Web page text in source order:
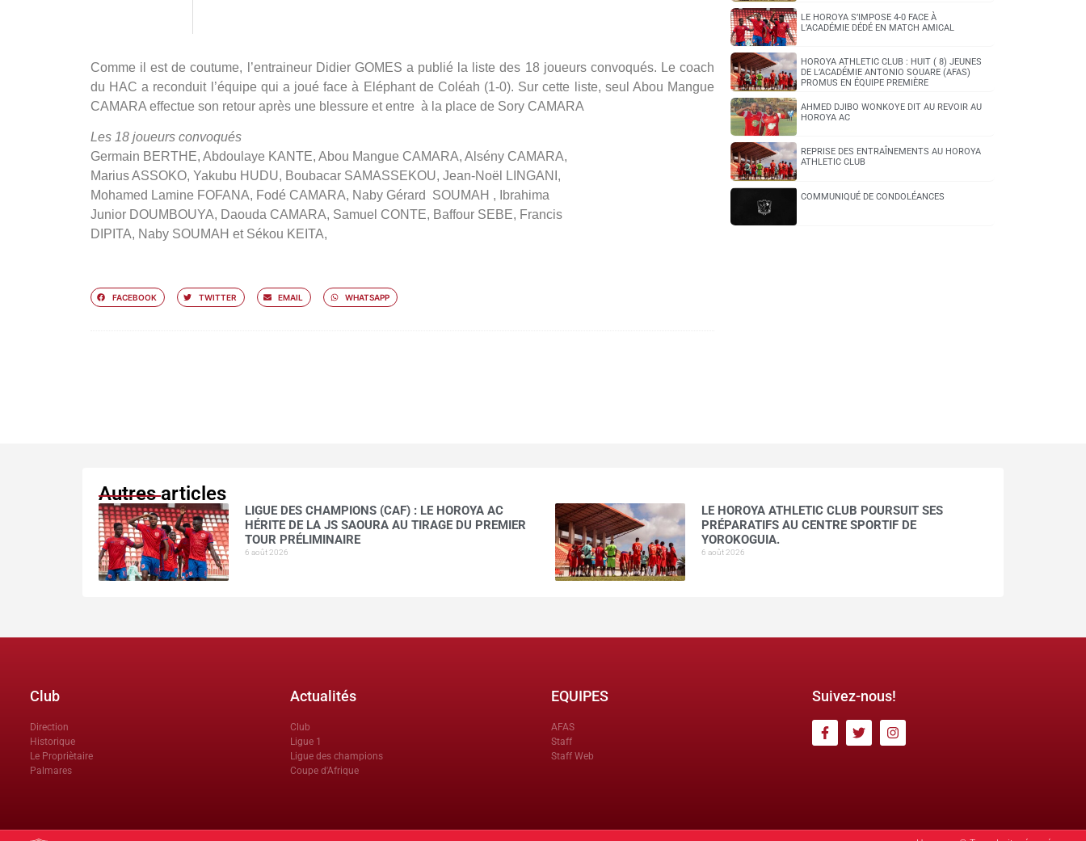
Comme il est de coutume, l’entraineur Didier GOMES a publié la liste des 18 joueurs convoqués. Le coach
du HAC a reconduit l’équipe qui a joué face à Eléphant de Coléah (1-0). Sur cette liste, seul Abou Mangue
CAMARA effectue son retour après une blessure et entre à la place de Sory CAMARA
Les 18 joueurs convoqués
Germain BERTHE, Abdoulaye KANTE, Abou Mangue CAMARA, Alsény CAMARA,
Marius ASSOKO, Yakubu HUDU, Boubacar SAMASSEKOU, Jean-Noël LINGANI,
Mohamed Lamine FOFANA, Fodé CAMARA, Naby Gérard SOUMAH , Ibrahima
Junior DOUMBOUYA, Daouda CAMARA, Samuel CONTE, Baffour SEBE, Francis
DIPITA, Naby SOUMAH et Sékou KEITA,
FACEBOOK TWITTER EMAIL WHATSAPP
LE HOROYA S’IMPOSE 4-0 FACE À
L’ACADÉMIE DÉDÉ EN MATCH AMICAL
HOROYA ATHLETIC CLUB : HUIT ( 8) JEUNES
DE L’ACADÉMIE ANTONIO SOUARE (AFAS)
PROMUS EN ÉQUIPE PREMIÈRE
AHMED DJIBO WONKOYE DIT AU REVOIR AU
HOROYA AC
REPRISE DES ENTRAÎNEMENTS AU HOROYA
ATHLETIC CLUB
COMMUNIQUÉ DE CONDOLÉANCES
Autres articles
LIGUE DES CHAMPIONS (CAF) : LE HOROYA AC
HÉRITE DE LA JS SAOURA AU TIRAGE DU PREMIER
TOUR PRÉLIMINAIRE
6 août 2026
LE HOROYA ATHLETIC CLUB POURSUIT SES
PRÉPARATIFS AU CENTRE SPORTIF DE
YOROKOGUIA.
6 août 2026
Club
Direction
Historique
Le Propriètaire
Palmares
Actualités
Club
Ligue 1
Ligue des champions
Coupe d'Afrique
EQUIPES
AFAS
Staff
Staff Web
Suivez-nous!